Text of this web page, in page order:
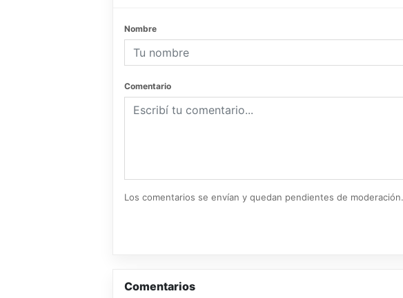
Nombre
Comentario
Los comentarios se envían y quedan pendientes de moderación.
Comentarios